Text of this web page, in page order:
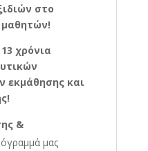
στο
μαθητών!
13 χρόνια
εκμάθησης και
&
μας